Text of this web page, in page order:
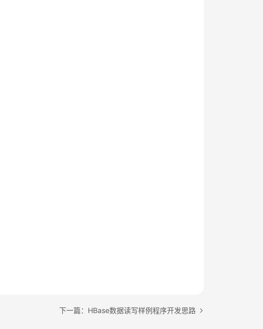
下一篇：HBase数据读写样例程序开发思路